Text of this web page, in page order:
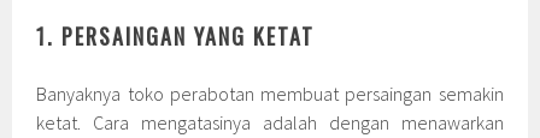
1. PERSAINGAN YANG KETAT
Banyaknya toko perabotan membuat persaingan semakin
ketat. Cara mengatasinya adalah dengan menawarkan